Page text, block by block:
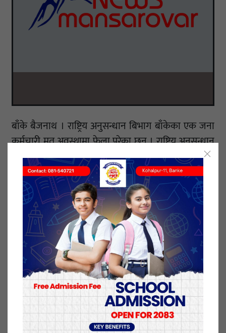
बाँके बैजनाथ । राष्ट्रिय अनुसन्धान बिभाग बाँकेका एक जना
कर्मचारी मृत अवस्थामा फेला परेका छन् । राष्ट्रिय अनुसन्धान
बिभाग बाँकेमा कार्यरत सहायक सूचक प्रबिण थापामगरको
शुक्रवार दिउँसो नेपालगञ्जको कारकाँदोको पूर्व तिरको खेतमा
शव फेला परेको जिल्ला प्रहरी बाँकेले जनाएको छ ।
प्रहरीका अनुसार मगरको टाउकोमा धारिलो हतियारको चोट
रहेको छ । मृतकको शरीरमा डाम देखिएकाले घटनाको प्रकृति
हेर्दा हत्या भएको हुनसक्ने बाँके प्रहरीको अनुमान छ ।
घटनाबारे अनुसन्धान शुरु गरिएको जिल्ला प्रहरी बाँकेले
जनाएको छ ।
२ माघ २०७७, शुक्रबार प्रकाशित